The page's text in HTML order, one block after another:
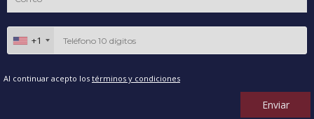
+1
Al continuar acepto los términos y condiciones
Enviar